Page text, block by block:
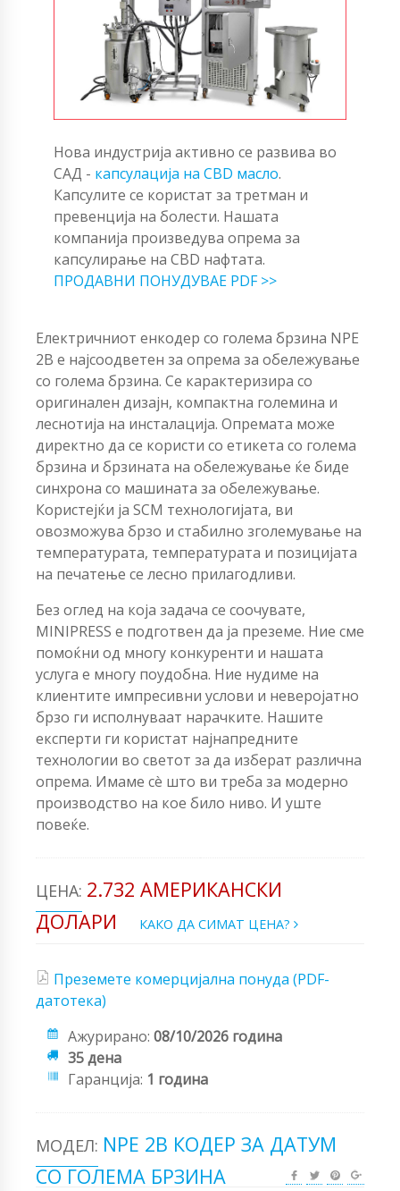
Нова индустрија активно се развива во
САД - капсулација на CBD масло.
Капсулите се користат за третман и
превенција на болести. Нашата
компанија произведува опрема за
капсулирање на CBD нафтата.
ПРОДАВНИ ПОНУДУВАЕ PDF >>
Електричниот енкодер со голема брзина NPE
2B е најсоодветен за опрема за обележување
со голема брзина. Се карактеризира со
оригинален дизајн, компактна големина и
леснотија на инсталација. Опремата може
директно да се користи со етикета со голема
брзина и брзината на обележување ќе биде
синхрона со машината за обележување.
Користејќи ја SCM технологијата, ви
овозможува брзо и стабилно зголемување на
температурата, температурата и позицијата
на печатење се лесно прилагодливи.
Без оглед на која задача се соочувате,
MINIPRESS е подготвен да ја преземе. Ние сме
помоќни од многу конкуренти и нашата
услуга е многу поудобна. Ние нудиме на
клиентите импресивни услови и неверојатно
брзо ги исполнуваат нарачките. Нашите
експерти ги користат најнапредните
технологии во светот за да изберат различна
опрема. Имаме сè што ви треба за модерно
производство на кое било ниво. И уште
повеќе.
ЦЕНА: 2.732 АМЕРИКАНСКИ
ДОЛАРИ
КАКО ДА СИМАТ ЦЕНА?
Преземете комерцијална понуда (PDF-
датотека)
Ажурирано: 08/10/2026 година
35 дена
Гаранција: 1 година
МОДЕЛ: NPE 2B КОДЕР ЗА ДАТУМ
СО ГОЛЕМА БРЗИНА